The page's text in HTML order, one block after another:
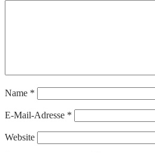
Name *
E-Mail-Adresse *
Website